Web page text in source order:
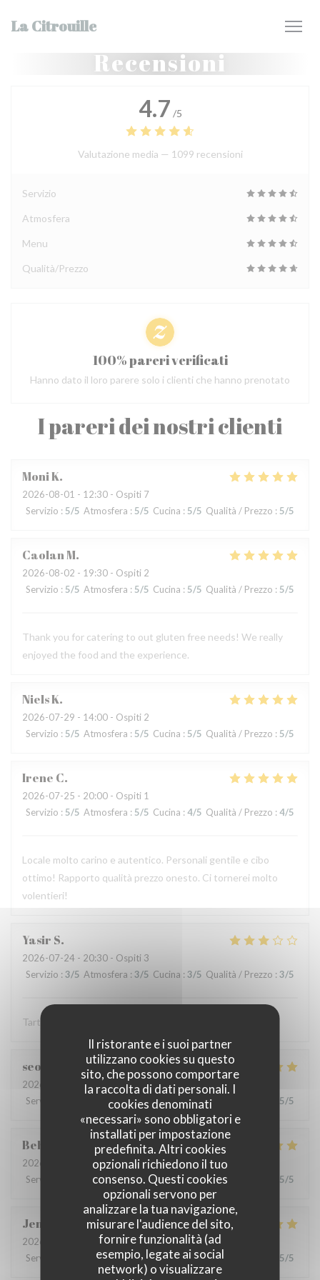
Il ristorante e i suoi partner
utilizzano cookies su questo
sito, che possono comportare
la raccolta di dati personali. I
cookies denominati
«necessari» sono obbligatori e
installati per impostazione
predefinita. Altri cookies
opzionali richiedono il tuo
consenso. Questi cookies
opzionali servono per
analizzare la tua navigazione,
misurare l'audience del sito,
fornire funzionalità (ad
esempio, legate ai social
network) o visualizzare
La Citrouille
Recensioni
I pareri dei nostri clienti
MoniK
2026-08-01 - 12:30 - Ospiti 7
Servizio : 5/5 Atmosfera : 5/5 Cucina : 5/5 Qualità / Prezzo : 5/5
CaolanM
2026-08-02 - 19:30 - Ospiti 2
Servizio : 5/5 Atmosfera : 5/5 Cucina : 5/5 Qualità / Prezzo : 5/5
Thank you for catering to out gluten free needs! We really
enjoyed the food and the experience.
NielsK
2026-07-29 - 14:00 - Ospiti 2
Servizio : 5/5 Atmosfera : 5/5 Cucina : 5/5 Qualità / Prezzo : 5/5
Irene C
2026-07-25 - 20:00 - Ospiti 1
Servizio : 5/5 Atmosfera : 5/5 Cucina : 4/5 Qualità / Prezzo : 4/5
Locale molto carino e autentico. Personali gentile e cibo
ottimo! Rapporto qualità prezzo onesto. Ci tornerei molto
volentieri!
Yasir S
2026-07-24 - 20:30 - Ospiti 3
Servizio : 3/5 Atmosfera : 3/5 Cucina : 3/5 Qualità / Prezzo : 3/5
Tartare est une tuerie mais l'entrecôt est épouvantable
seoyoung
2026-07-24
- 13:30 - Ospiti 3
Servizio
Atmosfera: 5/5 Cucina:5/5 Qualità / Prezzo 5/5
Behrokh
2026-07-24
- 20:30 - Ospiti 2
Servizio
Atmosfera:5/5 Cucina: 5/5 Qualità / Prezzo 5/5
Jen
2026-07-21
- 18:30 - Ospiti 7
Servizio
Atmosfera:5/5 Cucina :5 /5 Qualità / Prezzo 5/5
4.7 /5
Valutazione media — 1099 recensioni
Servizio
Atmosfera
Menu
Qualità/Prezzo
100% pareri verificati
Hanno dato il loro parere solo i clienti che hanno prenotato